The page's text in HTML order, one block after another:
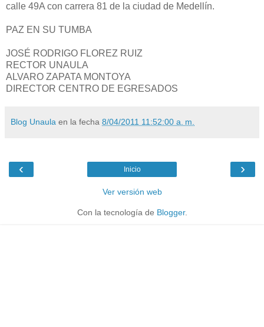
calle 49A con carrera 81 de la ciudad de Medellín.
PAZ EN SU TUMBA
JOSÉ RODRIGO FLOREZ RUIZ
RECTOR UNAULA
ALVARO ZAPATA MONTOYA
DIRECTOR CENTRO DE EGRESADOS
Blog Unaula en la fecha 8/04/2011 11:52:00 a. m.
‹ ›
Inicio
Ver versión web
Con la tecnología de Blogger.